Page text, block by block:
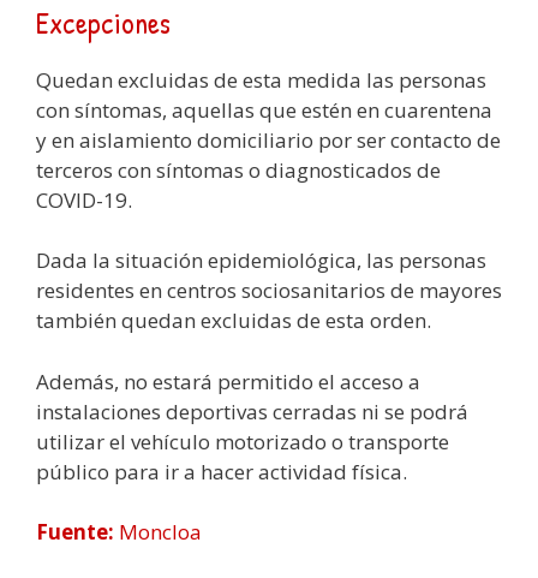
Excepciones
Quedan excluidas de esta medida las personas
con síntomas, aquellas que estén en cuarentena
y en aislamiento domiciliario por ser contacto de
terceros con síntomas o diagnosticados de
COVID-19.
Dada la situación epidemiológica, las personas
residentes en centros sociosanitarios de mayores
también quedan excluidas de esta orden.
Además, no estará permitido el acceso a
instalaciones deportivas cerradas ni se podrá
utilizar el vehículo motorizado o transporte
público para ir a hacer actividad física.
Fuente: Moncloa